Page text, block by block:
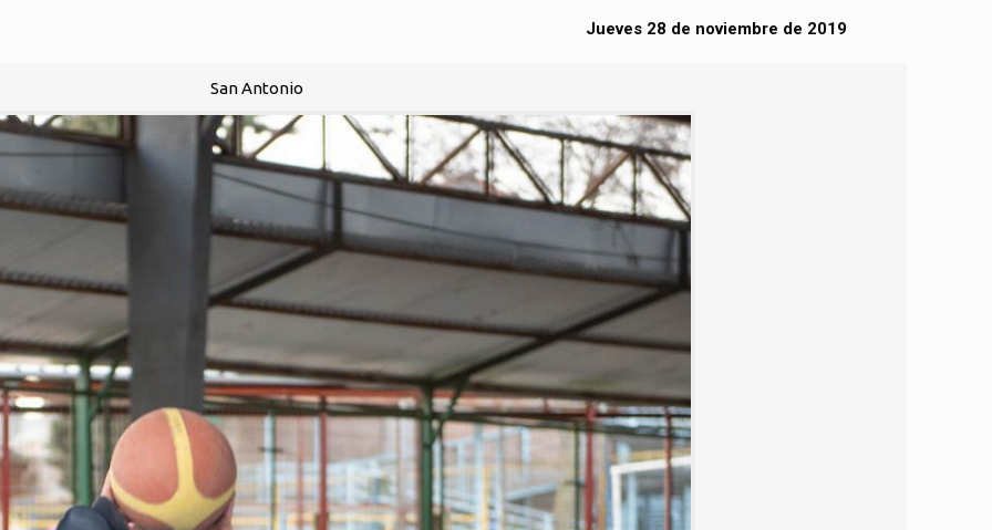
Jueves 28 de noviembre de 2019
San Antonio